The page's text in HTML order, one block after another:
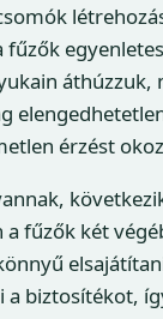
érzést
fűzők két
biztosítékot,